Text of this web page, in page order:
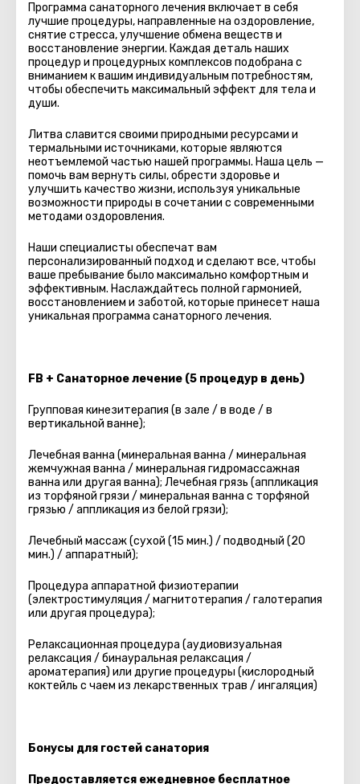
Программа санаторного лечения включает в себя
лучшие процедуры, направленные на оздоровление,
снятие стресса, улучшение обмена веществ и
восстановление энергии. Каждая деталь наших
процедур и процедурных комплексов подобрана с
вниманием к вашим индивидуальным потребностям,
чтобы обеспечить максимальный эффект для тела и
души.
Литва славится своими природными ресурсами и
термальными источниками, которые являются
неотъемлемой частью нашей программы. Наша цель —
помочь вам вернуть силы, обрести здоровье и
улучшить качество жизни, используя уникальные
возможности природы в сочетании с современными
методами оздоровления.
Наши специалисты обеспечат вам
персонализированный подход и сделают все, чтобы
ваше пребывание было максимально комфортным и
эффективным. Наслаждайтесь полной гармонией,
восстановлением и заботой, которые принесет наша
уникальная программа санаторного лечения.
FB + Санаторное лечение (5 процедур в день)
Групповая кинезитерапия (в зале / в воде / в
вертикальной ванне);
Лечебная ванна (минеральная ванна / минеральная
жемчужная ванна / минеральная гидромассажная
ванна или другая ванна); Лечебная грязь (аппликация
из торфяной грязи / минеральная ванна с торфяной
грязью / аппликация из белой грязи);
Лечебный массаж (сухой (15 мин.) / подводный (20
мин.) / аппаратный);
Процедура аппаратной физиотерапии
(электростимуляция / магнитотерапия / галотерапия
или другая процедура);
Релаксационная процедура (аудиовизуальная
релаксация / бинауральная релаксация /
ароматерапия) или другие процедуры (кислородный
коктейль с чаем из лекарственных трав / ингаляция)
Бонусы для гостей санатория
Предоставляется ежедневное бесплатное